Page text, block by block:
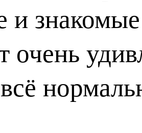
и
очень